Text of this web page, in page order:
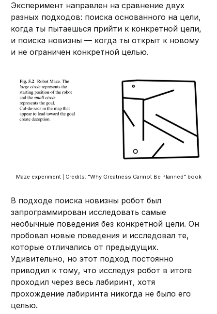
Эксперимент направлен на сравнение двух
разных подходов: поиска основанного на цели,
когда ты пытаешься прийти к конкретной цели,
и поиска новизны — когда ты открыт к новому
и не ограничен конкретной целью.
Maze experiment | Credits: "Why Greatness Cannot Be Planned" book
В подходе поиска новизны робот был
запрограммирован исследовать самые
необычные поведения без конкретной цели. Он
пробовал новые поведения и исследовал те,
которые отличались от предыдущих.
Удивительно, но этот подход постоянно
приводил к тому, что исследуя робот в итоге
проходил через весь лабиринт, хотя
прохождение лабиринта никогда не было его
целью.